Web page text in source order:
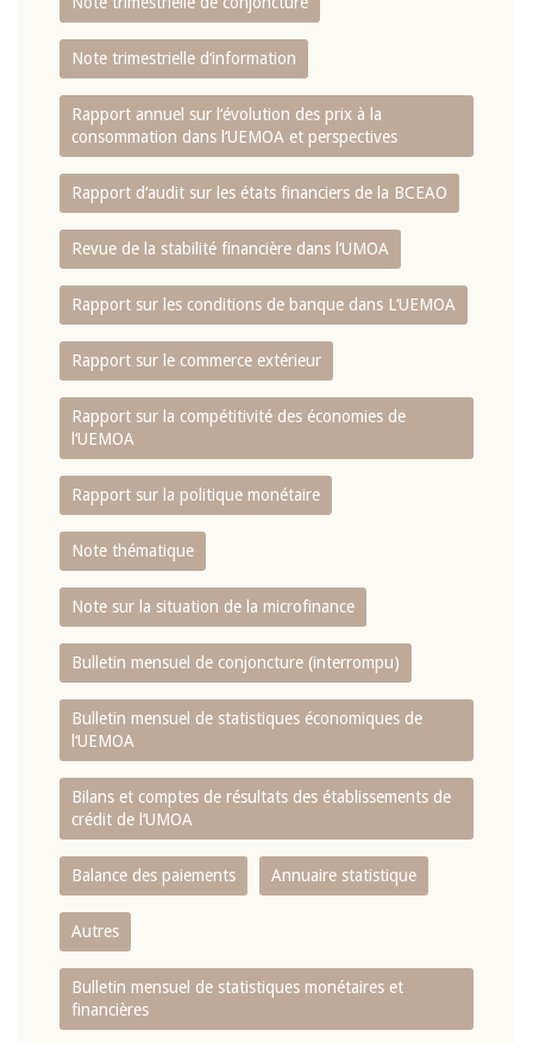
Note trimestrielle d‘information
Rapport annuel sur l‘évolution des prix à la
consommation dans l‘UEMOA et perspectives
Rapport d‘audit sur les états financiers de la BCEAO
Revue de la stabilité financière dans l‘UMOA
Rapport sur les conditions de banque dans L‘UEMOA
Rapport sur le commerce extérieur
Rapport sur la compétitivité des économies de
l‘UEMOA
Rapport sur la politique monétaire
Note thématique
Note sur la situation de la microfinance
Bulletin mensuel de conjoncture (interrompu)
Bulletin mensuel de statistiques économiques de
l‘UEMOA
Bilans et comptes de résultats des établissements de
crédit de l‘UMOA
Balance des paiements Annuaire statistique
Autres
Bulletin mensuel de statistiques monétaires et
financières